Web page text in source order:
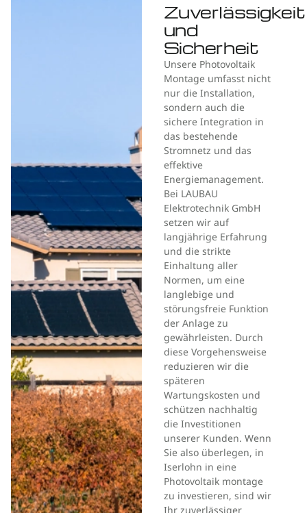
Zuverlässigkeit
und
Sicherheit
Unsere Photovoltaik
Montage umfasst nicht
nur die Installation,
sondern auch die
sichere Integration in
das bestehende
Stromnetz und das
effektive
Energiemanagement.
Bei LAUBAU
Elektrotechnik GmbH
setzen wir auf
langjährige Erfahrung
und die strikte
Einhaltung aller
Normen, um eine
langlebige und
störungsfreie Funktion
der Anlage zu
gewährleisten. Durch
diese Vorgehensweise
reduzieren wir die
späteren
Wartungskosten und
schützen nachhaltig
die Investitionen
unserer Kunden. Wenn
Sie also überlegen, in
Iserlohn in eine
Photovoltaik montage
zu investieren, sind wir
Ihr zuverlässiger